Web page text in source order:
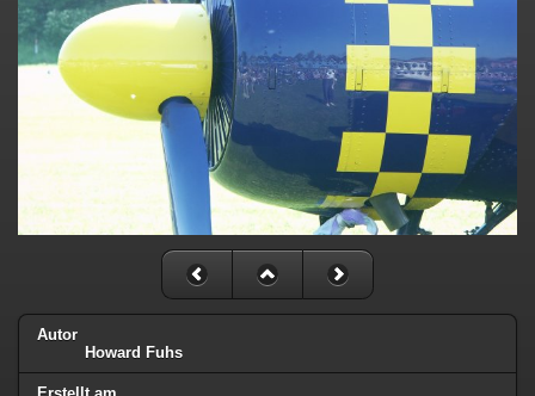
Autor
Howard Fuhs